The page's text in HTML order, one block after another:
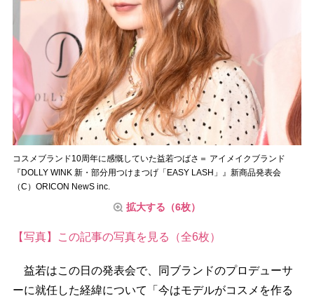
コスメブランド10周年に感慨していた益若つばさ＝ アイメイクブランド
『DOLLY WINK 新・部分用つけまつげ「EASY LASH」』新商品発表会
（C）ORICON NewS inc.
拡大する（6枚）
【写真】この記事の写真を見る（全6枚）
益若はこの日の発表会で、同ブランドのプロデューサ
ーに就任した経緯について「今はモデルがコスメを作る